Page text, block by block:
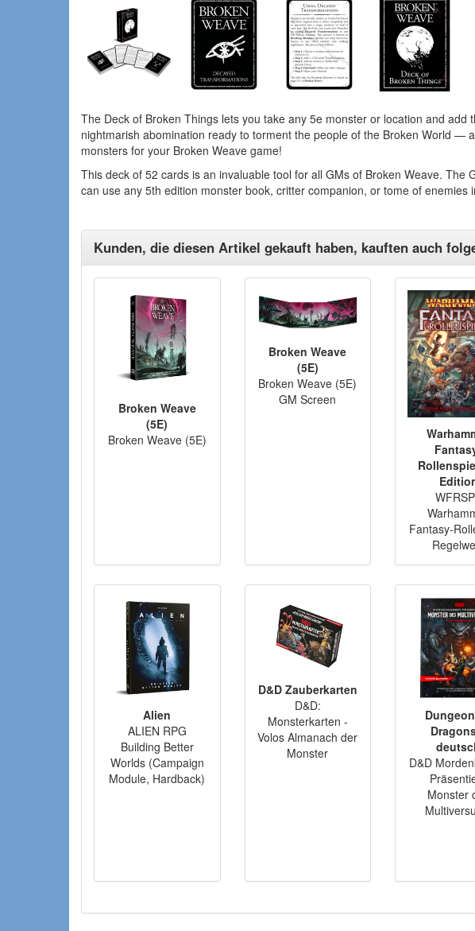
The Deck of Broken Things lets you take any 5e monster or location and
nightmarish abomination ready to torment the people of the Broken World —
monsters for your Broken Weave game!
This deck of 52 cards is an invaluable tool for all GMs of Broken Weave. The
can use any 5th edition monster book, critter companion, or tome of enemies
Kunden, die diesen Artikel gekauft haben, kauften auch
Broken Weave
(5E)
Broken Weave (5E)
Broken Weave
(5E)
Broken Weave (5E)
GM Screen
Fantasy-
Alien
ALIEN RPG
Building Better
Worlds (Campaign
Module, Hardback)
D&D Zauberkarten
D&D:
Monsterkarten -
Volos Almanach der
Monster
D&D
Monster